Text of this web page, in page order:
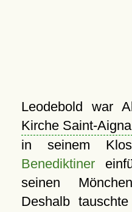
Leodebold war
Kirche Saint-
in seinem
Benediktiner
seinen
Deshalb